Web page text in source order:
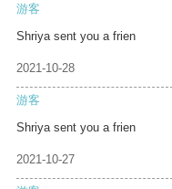
游客
Shriya sent you a frien
2021-10-28
游客
Shriya sent you a frien
2021-10-27